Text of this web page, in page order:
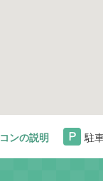
ンの説明 駐